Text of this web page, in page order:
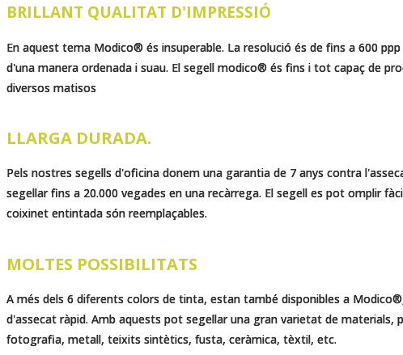
BRILLANT QUALITAT D'IMPRESSIÓ
En aquest tema Modico® és insuperable. La resolució és de fins a 600
d'una manera ordenada i suau. El segell modico® és fins i tot capaç de
diversos matisos
LLARGA DURADA.
Pels nostres segells d'oficina donem una garantia de 7 anys contra
segellar fins a 20.000 vegades en una recàrrega. El segell es pot omplir
coixinet entintada són reemplaçables.
MOLTES POSSIBILITATS
A més dels 6 diferents colors de tinta, estan també disponibles a
d'assecat ràpid. Amb aquests pot segellar una gran varietat de materials,
fotografia, metall, teixits sintètics, fusta, ceràmica, tèxtil, etc.